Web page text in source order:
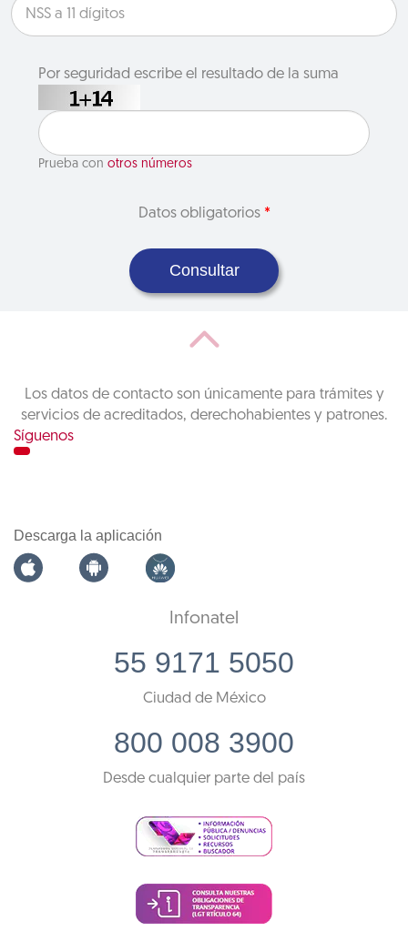
Por seguridad escribe el resultado de la suma
Prueba con otros números
Datos obligatorios *
Consultar
Los datos de contacto son únicamente para trámites y
servicios de acreditados, derechohabientes y patrones.
Síguenos
Descarga la aplicación
Infonatel
55 9171 5050
Ciudad de México
800 008 3900
Desde cualquier parte del país